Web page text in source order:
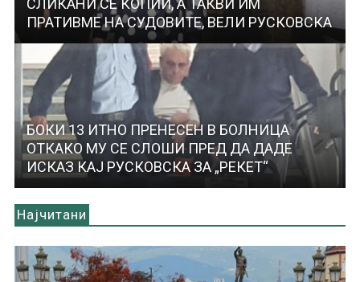
СЛИКАНИ СЕ КОПИИ, А ТАКВИ ИМ
ПРАТИВМЕ НА СУДОВИТЕ, ВЕЛИ РУСКОВСКА
БОКИ 13 ИТНО ПРЕНЕСЕН В БОЛНИЦА
ОТКАКО МУ СЕ СЛОШИ ПРЕД ДА ДАДЕ
ИСКАЗ КАЈ РУСКОВСКА ЗА „РЕКЕТ“
Најчитани